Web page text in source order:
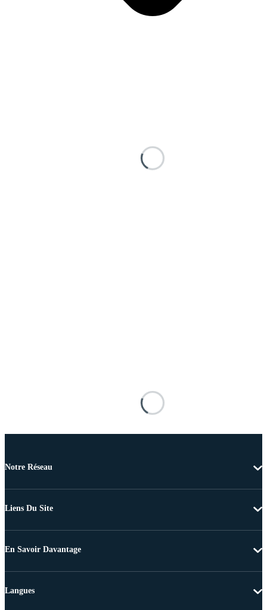
Notre Réseau
Liens Du Site
En Savoir Davantage
Langues